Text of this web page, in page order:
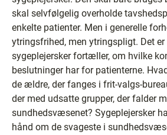
skal selvfølgelig overholde
enkelte patienter. Men i generelle
ytringsfrihed, men ytringspligt. Det
sygeplejersker fortæller, om hvilke
beslutninger har for patienterne.
de ældre, der fanges i frit-valgs-
der med udsatte grupper, der falder
sundhedsvæsenet? Sygeplejersker
hånd om de svageste i